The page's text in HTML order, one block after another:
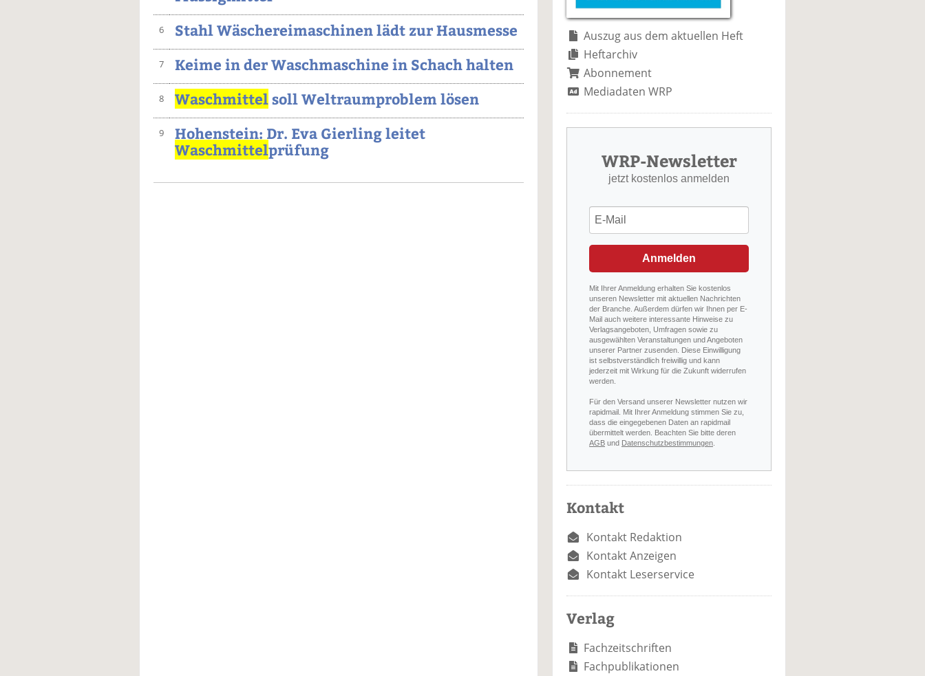
6 Stahl Wäschereimaschinen lädt zur Hausmesse
7 Keime in der Waschmaschine in Schach halten
8 Waschmittelsoll Weltraumproblem lösen
9
Hohenstein: Dr. Eva Gierling leitet
Waschmittelprüfung
Auszug aus dem aktuellen Heft
Heftarchiv
Abonnement
Mediadaten WRP
WRP-Newsletter
jetzt kostenlos anmelden
Anmelden
Mit Ihrer Anmeldung erhalten Sie kostenlos
unseren Newsletter mit aktuellen Nachrichten
der Branche. Außerdem dürfen wir Ihnen per E-
Mail auch weitere interessante Hinweise zu
Verlagsangeboten, Umfragen sowie zu
ausgewählten Veranstaltungen und Angeboten
unserer Partner zusenden. Diese Einwilligung
ist selbstverständlich freiwillig und kann
jederzeit mit Wirkung für die Zukunft widerrufen
werden.
Für den Versand unserer Newsletter nutzen wir
rapidmail. Mit Ihrer Anmeldung stimmen Sie zu,
dass die eingegebenen Daten an rapidmail
übermittelt werden. Beachten Sie bitte deren
AGB und Datenschutzbestimmungen
Kontakt
Kontakt Redaktion
Kontakt Anzeigen
Kontakt Leserservice
Verlag
Fachzeitschriften
Fachpublikationen